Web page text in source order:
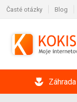
Časté otázky Blog
Záhrada